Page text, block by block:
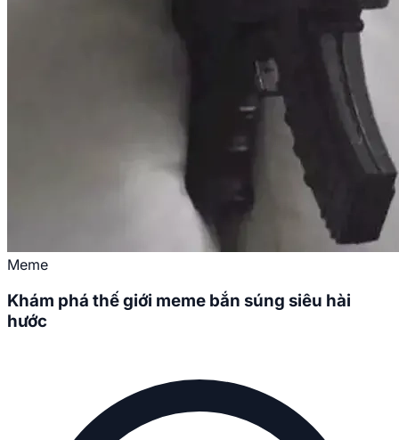
Meme
Khám phá thế giới meme bắn súng siêu hài
hước